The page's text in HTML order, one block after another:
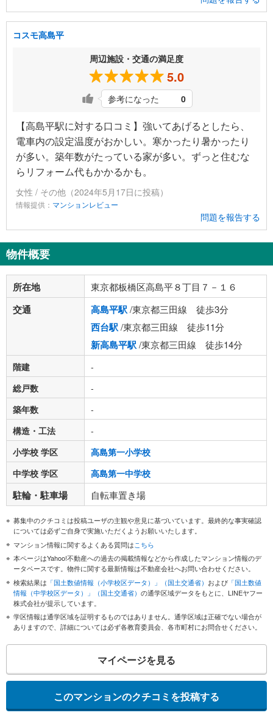
コスモ高島平
周辺施設・交通の満足度
5.0
参考になった 0
【高島平駅に対する口コミ】強いてあげるとしたら、
電車内の設定温度がおかしい。寒かったり暑かったり
が多い。築年数がたっている家が多い。ずっと住むな
らリフォーム代もかかるかも。
女性 / その他（2024年5月17日に投稿）
情報提供： マンションレビュー
問題を報告する
物件概要
所在地 東京都板橋区高島平８丁目７－１６
交通 高島平駅/東京都三田線 徒歩3分
西台駅/東京都三田線 徒歩11分
新高島平駅/東京都三田線 徒歩14分
階建
-
総戸数
-
築年数
-
構造・工法
-
小学校 学区
高島第一小学校
中学校 学区
高島第一中学校
駐輪・駐車場 自転車置き場
募集中のクチコミは投稿ユーザの主観や意見に基づいています。最終的な事実確認
については必ずご自身で実施いただくようお願いいたします。
マンション情報に関するよくある質問はこちら
本ページはYahoo!不動産への過去の掲載情報などから作成したマンション情報のデ
ータベースです。物件に関する最新情報は不動産会社へお問い合わせください。
検索結果は 「国土数値情報（小学校区データ）」（国土交通省） および 「国土数値
情報（中学校区データ）」（国土交通省） の通学区域データをもとに、LINEヤフー
株式会社が提示しています。
学区情報は通学区域を証明するものではありません。通学区域は正確でない場合が
ありますので、詳細については必ず各教育委員会、各市町村にお問合せください。
マイページを見る
このマンションのクチコミを投稿する